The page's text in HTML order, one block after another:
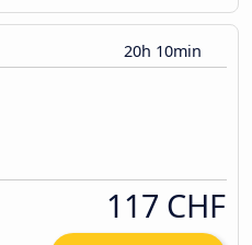
20h 10min
117 CHF